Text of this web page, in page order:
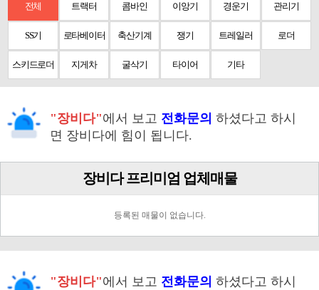
전체 트랙터 콤바인 이앙기 경운기 관리기
SS기 로타베이터 축산기계 쟁기 트레일러 로더
스키드로더 지게차 굴삭기 타이어 기타
"장비다"에서 보고 전화문의 하셨다고 하시
면 장비다에 힘이 됩니다.
장비다 프리미엄 업체매물
등록된 매물이 없습니다.
"장비다"에서 보고 전화문의 하셨다고 하시